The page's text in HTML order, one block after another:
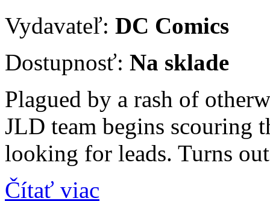
Vydavateľ: DC Comics
Dostupnosť: Na sklade
Plagued by a rash of
JLD team begins scouring
looking for leads. Turns
Čítať viac